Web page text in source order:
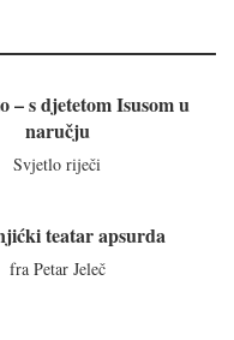
– s djetetom Isusom u
naručju
Svjetlo riječi
teatar apsurda
fra Petar Jeleč